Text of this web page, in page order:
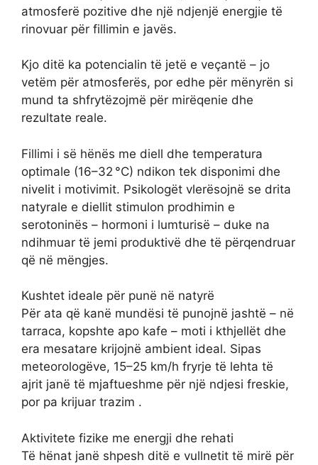
atmosferë pozitive dhe një ndjenjë energjie të
rinovuar për fillimin e javës.
Kjo ditë ka potencialin të jetë e veçantë – jo
vetëm për atmosferës, por edhe për mënyrën si
mund ta shfrytëzojmë për mirëqenie dhe
rezultate reale.
Fillimi i së hënës me diell dhe temperatura
optimale (16–32 °C) ndikon tek disponimi dhe
nivelit i motivimit. Psikologët vlerësojnë se drita
natyrale e diellit stimulon prodhimin e
serotoninës – hormoni i lumturisë – duke na
ndihmuar të jemi produktivë dhe të përqendruar
që në mëngjes.
Kushtet ideale për punë në natyrë
Për ata që kanë mundësi të punojnë jashtë – në
tarraca, kopshte apo kafe – moti i kthjellët dhe
era mesatare krijojnë ambient ideal. Sipas
meteorologëve, 15–25 km/h fryrje të lehta të
ajrit janë të mjaftueshme për një ndjesi freskie,
por pa krijuar trazim .
Aktivitete fizike me energji dhe rehati
Të hënat janë shpesh ditë e vullnetit të mirë për